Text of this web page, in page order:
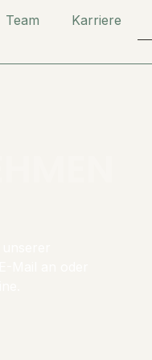
Team Karriere